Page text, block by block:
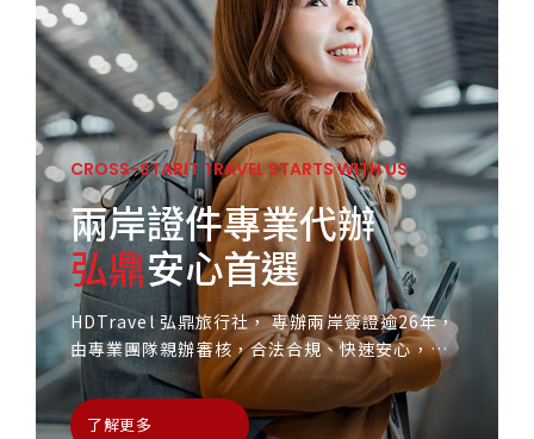
CROSS-STARIT TRAVEL STARTS WITH US
兩岸證件專業代辦
弘鼎安心首選
HDTravel 弘鼎旅行社， 專辦兩岸簽證逾26年，
由專業團隊親辦審核，合法合規、快速安心，是
您往返兩岸的最佳選擇
了解更多